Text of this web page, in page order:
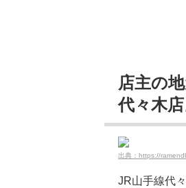
店主の
代々木店
出典：https://
JR山手線代